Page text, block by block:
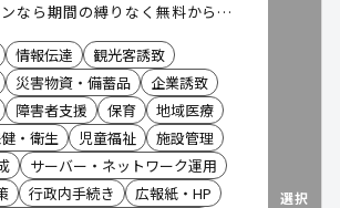
なら期間の縛りなく無料から利
情報伝達
観光客誘致
災害物資・備蓄品
企業誘致
障害者支援 保育
地域医療
・衛生 児童福祉
施設管理
サーバー・ネットワーク運用
行政内手続き
広報紙・HP
選択